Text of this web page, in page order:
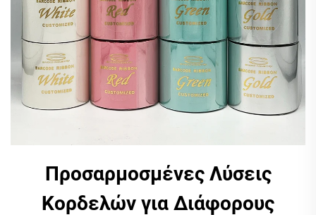
Προσαρμοσμένες Λύσεις
Κορδελών για Διάφορους